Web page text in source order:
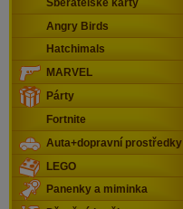
Sběratelské karty
Angry Birds
Hatchimals
MARVEL
Párty
Fortnite
Auta+dopravní prostředky
LEGO
Panenky a miminka